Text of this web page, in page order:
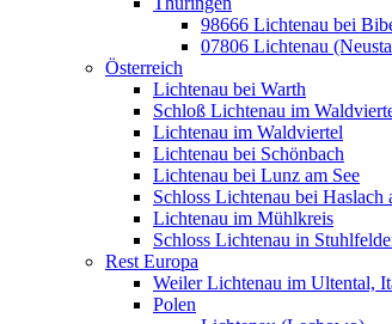
98666 Lichtenau bei
07806 Lichtenau
Österreich
Lichtenau bei Warth
Schloß Lichtenau im
Lichtenau im Waldviertel
Lichtenau bei Schönbach
Lichtenau bei Lunz am See
Schloss Lichtenau bei Haslach
Lichtenau im Mühlkreis
Schloss Lichtenau in
Rest Europa
Weiler Lichtenau im Ultental,
Polen